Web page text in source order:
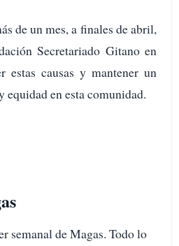
de un mes, a finales de abril,
Secretariado Gitano en
estas causas y mantener un
equidad en esta comunidad.
semanal de Magas. Todo lo